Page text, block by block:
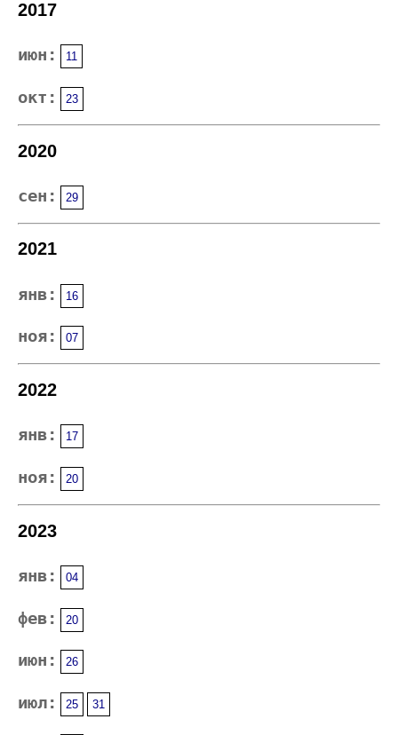
2017
июн: 11
окт: 23
2020
сен: 29
2021
янв: 16
ноя: 07
2022
янв: 17
ноя: 20
2023
янв: 04
фев: 20
июн: 26
июл: 25 31